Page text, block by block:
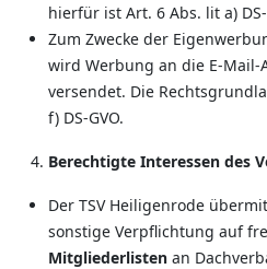
hierfür ist Art. 6 Abs. lit a) DS-
Zum Zwecke der
wird Werbung an die E-
versendet. Die
f) DS-GVO.
Berechtigte Interessen des
Der TSV Heiligenrode
sonstige Verpflichtung auf
Mitgliederlisten an